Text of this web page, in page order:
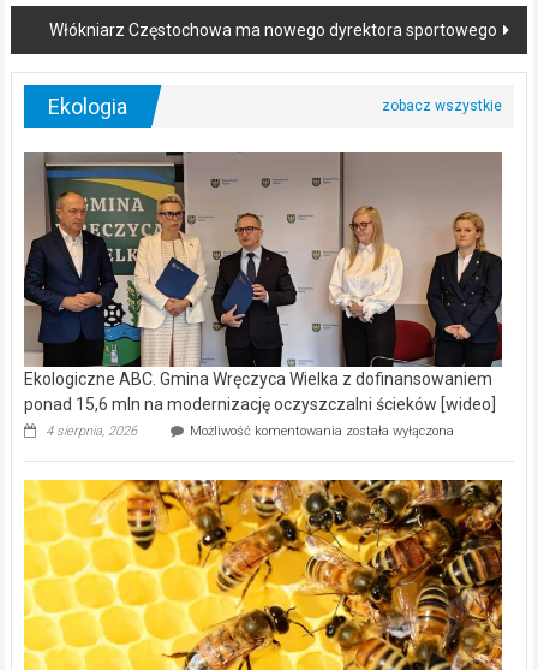
Włókniarz Częstochowa ma nowego dyrektora sportowego
Ekologia
Ekologiczne ABC. Gmina Wręczyca Wielka z dofinansowaniem
ponad 15,6 mln na modernizację oczyszczalni ścieków [wideo]
4 sierpnia, 2026 Możliwość komentowania Ekologiczne
Wręczyca
Wielka
z
dofinansowaniem
ponad
15,6
mln
na
modernizację
oczyszczalni
została wyłączona